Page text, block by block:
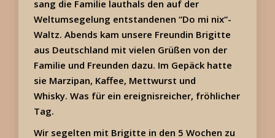
sang die Familie lauthals den auf der
Weltumsegelung entstandenen “Do mi nix“-
Waltz. Abends kam unsere Freundin Brigitte
aus Deutschland mit vielen Grüßen von der
Familie und Freunden dazu. Im Gepäck hatte
sie Marzipan, Kaffee, Mettwurst und
Whisky. Was für ein ereignisreicher, fröhlicher
Tag.
Wir segelten mit Brigitte in den 5 Wochen zu